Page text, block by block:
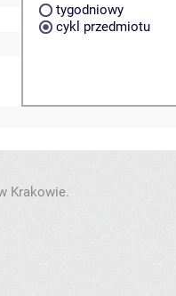
tygodniowy
cykl przedmiotu
Krakowie.